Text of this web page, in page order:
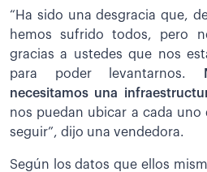
“Ha sido una desgracia que,
hemos sufrido todos, pero
gracias a ustedes que nos
para poder levantarnos.
necesitamos una
nos puedan ubicar a cada
seguir”, dijo una vendedora.
Según los datos que ellos